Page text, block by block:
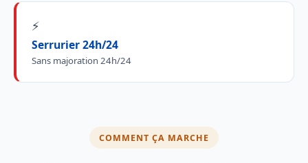
⚡
Serrurier 24h/24
Sans majoration 24h/24
COMMENT ÇA MARCHE